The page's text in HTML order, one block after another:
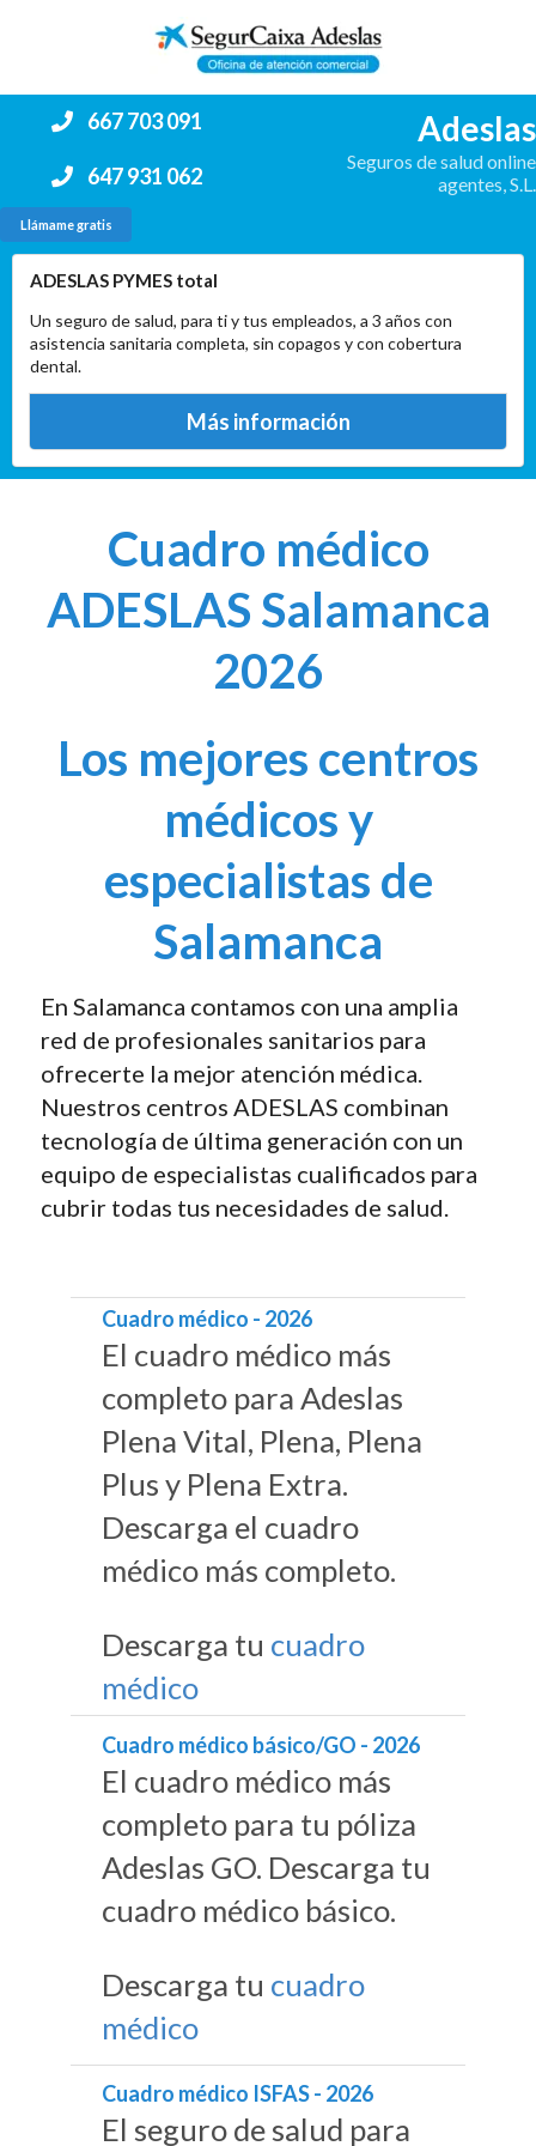
667 703 091
647 931 062
Llámame gratis
Adeslas
Seguros de salud online
agentes, S.L.
ADESLAS PYMES total
Un seguro de salud, para ti y tus empleados, a 3 años con
asistencia sanitaria completa, sin copagos y con cobertura
dental.
Más información
Cuadro médico
ADESLAS Salamanca
2026
Los mejores centros
médicos y
especialistas de
Salamanca
En Salamanca contamos con una amplia
red de profesionales sanitarios para
ofrecerte la mejor atención médica.
Nuestros centros ADESLAS combinan
tecnología de última generación con un
equipo de especialistas cualificados para
cubrir todas tus necesidades de salud.
Cuadro médico - 2026
El cuadro médico más
completo para Adeslas
Plena Vital, Plena, Plena
Plus y Plena Extra.
Descarga el cuadro
médico más completo.
Descarga tu cuadro
médico
Cuadro médico básico/GO - 2026
El cuadro médico más
completo para tu póliza
Adeslas GO. Descarga tu
cuadro médico básico.
Descarga tu cuadro
médico
Cuadro médico ISFAS - 2026
El seguro de salud para